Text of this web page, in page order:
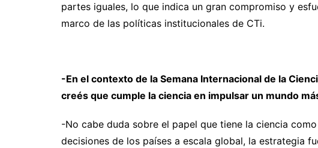
partes iguales, lo que indica un gran compromiso y
marco de las políticas institucionales de CTi.
-En el contexto de la Semana Internacional de la
creés que cumple la ciencia en impulsar un mundo
-No cabe duda sobre el papel que tiene la ciencia
decisiones de los países a escala global, la estrategia